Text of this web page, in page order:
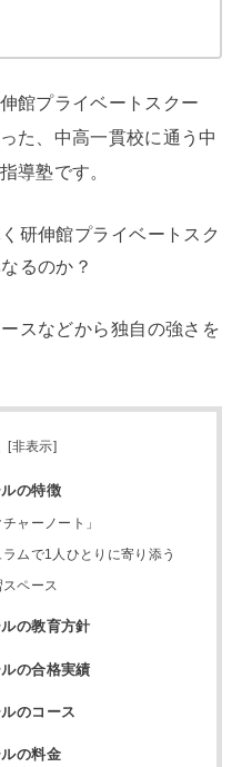
館プライベートスクー
た、中高一貫校に通う中
導塾です。
研伸館プライベートスク
るのか？
スなどから独自の強さを
[非表示]
の特徴
ャーノート」
ムで1人ひとりに寄り添う
ペース
の教育方針
の合格実績
のコース
の料金